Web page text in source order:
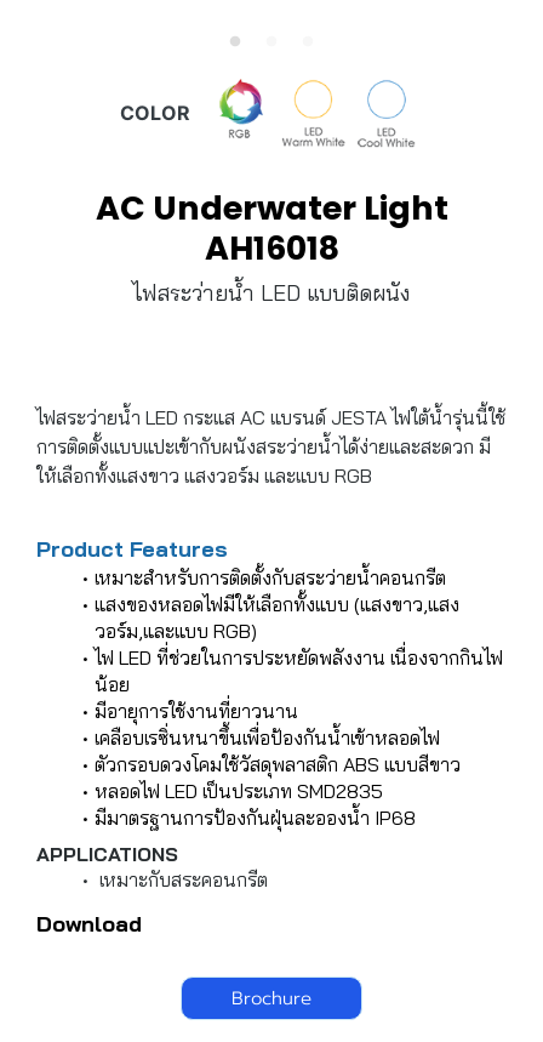
COLOR
AC Underwater Light
AH16018
ไฟสระว่ายน้ำ LED แบบติดผนัง
ไฟสระว่ายน้ำ LED กระแส AC แบรนด์ JESTA ไฟใต้น้ำรุ่นนี้ใช้
การติดตั้งแบบแปะเข้ากับผนังสระว่ายน้ำได้ง่ายและสะดวก มี
ให้เลือกทั้งแสงขาว แสงวอร์ม และแบบ RGB
Product Features
เหมาะสำหรับการติดตั้งกับสระว่ายน้ำคอนกรีต
แสงของหลอดไฟมีให้เลือกทั้งแบบ (แสงขาว,แสง
วอร์ม,และแบบ RGB)
ไฟ LED ที่ช่วยในการประหยัดพลังงาน เนื่องจากกินไฟ
น้อย
มีอายุการใช้งานที่ยาวนาน
เคลือบเรซิ่นหนาขึ้นเพื่อป้องกันน้ำเข้าหลอดไฟ
ตัวกรอบดวงโคมใช้วัสดุพลาสติก ABS แบบสีขาว
หลอดไฟ LED เป็นประเภท SMD2835
มีมาตรฐานการป้องกันฝุ่นละอองน้ำ IP68
APPLICATIONS
เหมาะกับสระคอนกรีต
Download
Brochure